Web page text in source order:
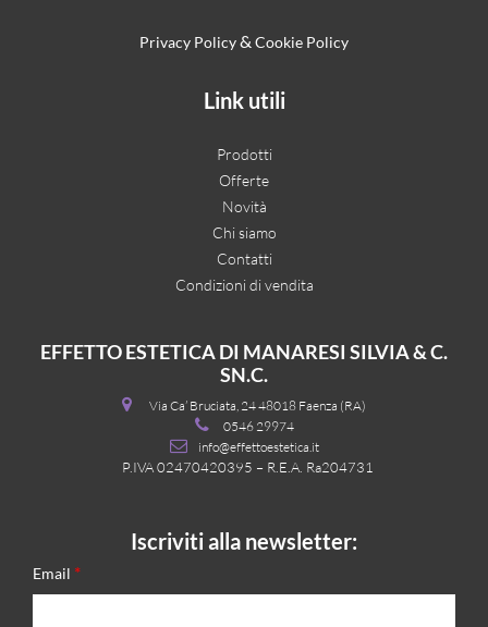
Privacy Policy& Cookie Policy
Link utili
Prodotti
Offerte
Novità
Chi siamo
Contatti
Condizioni di vendita
EFFETTO ESTETICA DI MANARESI SILVIA & C.
SN.C.
Via Ca’ Bruciata, 24 48018 Faenza (RA)
0546 29974
info@effettoestetica.it
P.IVA 02470420395 – R.E.A. Ra204731
Iscriviti alla newsletter:
Email *